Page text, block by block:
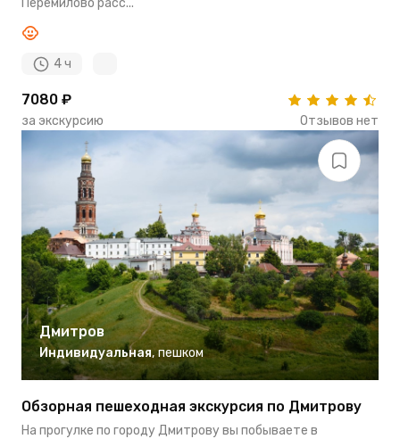
4 ч
7080 ₽
за экскурсию Отзывов нет
Дмитров
Индивидуальная, пешком
Обзорная пешеходная экскурсия по Дмитрову
На прогулке по городу Дмитрову вы побываете в